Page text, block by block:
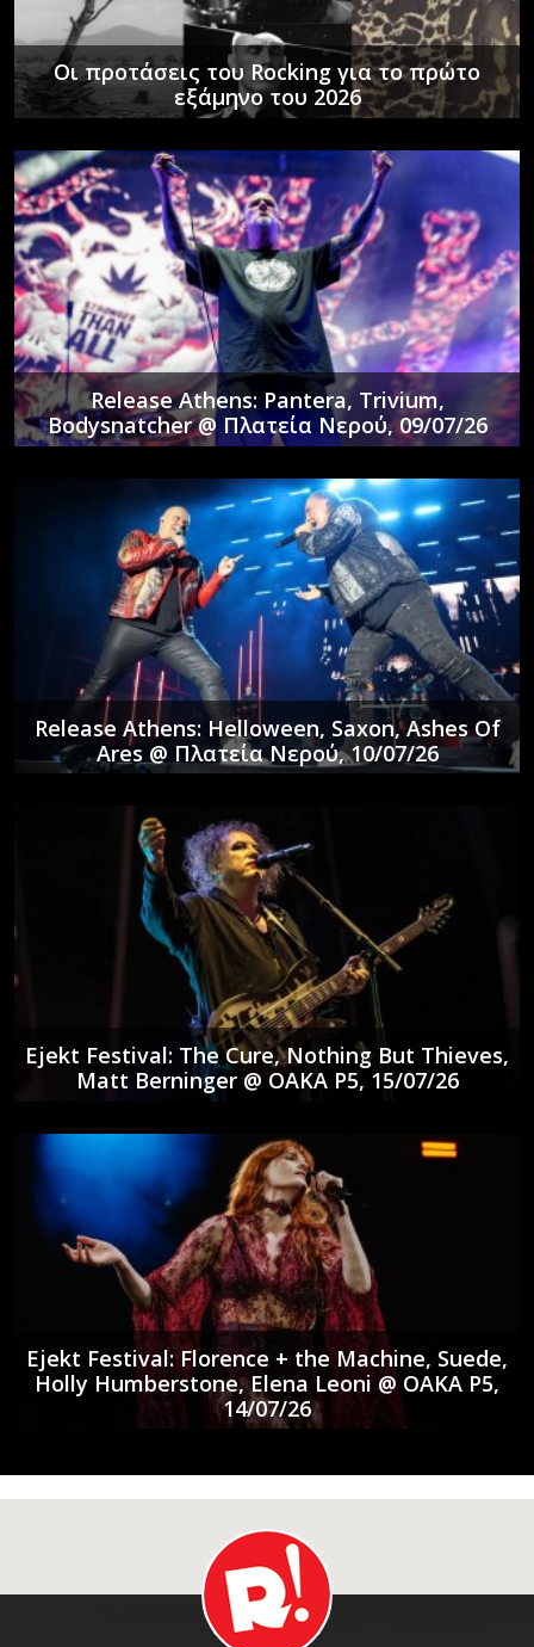
Οι προτάσεις του Rocking για το πρώτο
εξάμηνο του 2026
Release Athens: Pantera, Trivium,
Bodysnatcher @ Πλατεία Νερού, 09/07/26
Release Athens: Helloween, Saxon, Ashes Of
Ares @ Πλατεία Νερού, 10/07/26
Ejekt Festival: The Cure, Nothing But Thieves,
Matt Berninger @ ΟΑΚΑ P5, 15/07/26
Ejekt Festival: Florence + the Machine, Suede,
Holly Humberstone, Elena Leoni @ ΟΑΚΑ P5,
14/07/26